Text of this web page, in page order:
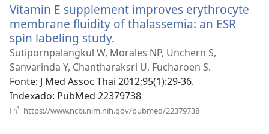
janela)
Vitamin E supplement improves erythrocyte
membrane fluidity of thalassemia: an ESR
spin labeling study.
uma
nova
janela)
Sutipornpalangkul W, Morales NP, Unchern S,
Sanvarinda Y, Chantharaksri U, Fucharoen S.
Fonte‎: J Med Assoc Thai 2012;95(1):29-36.
Indexado‎: PubMed 22379738
https://www.ncbi.nlm.nih.gov/pubmed/22379738